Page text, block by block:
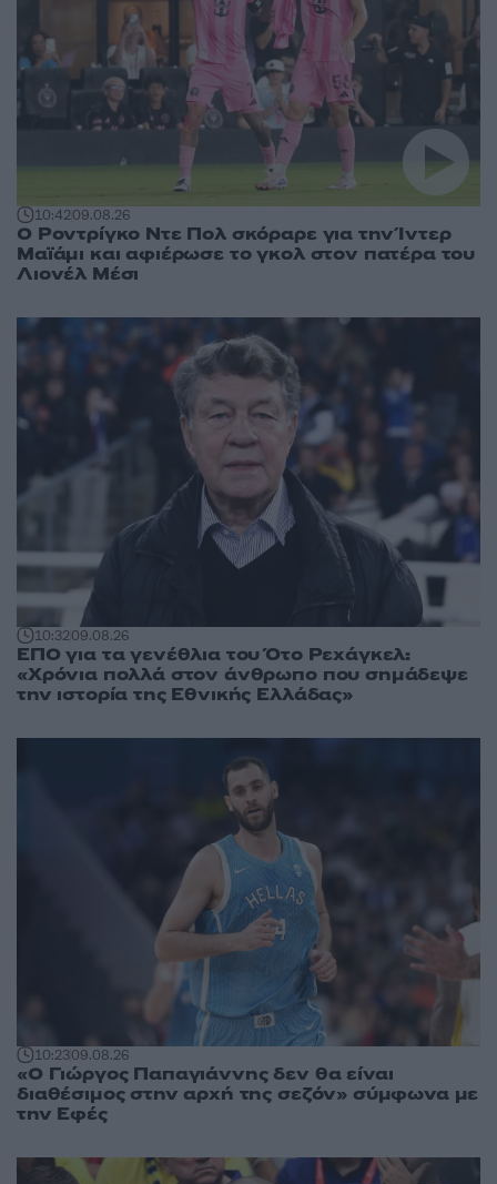
10:4209.08.26
Ο Ροντρίγκο Ντε Πολ σκόραρε για την Ίντερ
Μαϊάμι και αφιέρωσε το γκολ στον πατέρα του
Λιονέλ Μέσι
10:3209.08.26
ΕΠΟ για τα γενέθλια του Ότο Ρεχάγκελ:
«Χρόνια πολλά στον άνθρωπο που σημάδεψε
την ιστορία της Εθνικής Ελλάδας»
10:2309.08.26
«Ο Γιώργος Παπαγιάννης δεν θα είναι
διαθέσιμος στην αρχή της σεζόν» σύμφωνα με
την Εφές